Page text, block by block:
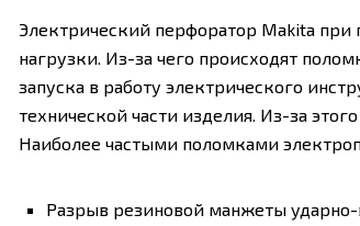
Электрический перфоратор Makita
нагрузки. Из-за чего происходят
запуска в работу электрического
технической части изделия. Из-за
Наиболее частыми поломками
Разрыв резиновой манжеты